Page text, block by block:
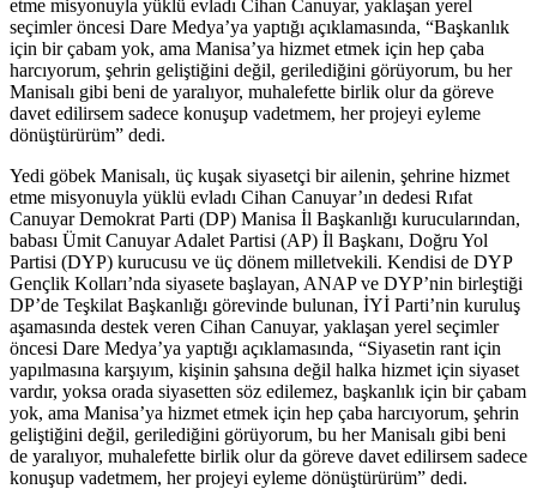
etme misyonuyla yüklü evladı Cihan Canuyar, yaklaşan yerel
seçimler öncesi Dare Medya’ya yaptığı açıklamasında, “Başkanlık
için bir çabam yok, ama Manisa’ya hizmet etmek için hep çaba
harcıyorum, şehrin geliştiğini değil, gerilediğini görüyorum, bu her
Manisalı gibi beni de yaralıyor, muhalefette birlik olur da göreve
davet edilirsem sadece konuşup vadetmem, her projeyi eyleme
dönüştürürüm” dedi.
Yedi göbek Manisalı, üç kuşak siyasetçi bir ailenin, şehrine hizmet
etme misyonuyla yüklü evladı Cihan Canuyar’ın dedesi Rıfat
Canuyar Demokrat Parti (DP) Manisa İl Başkanlığı kurucularından,
babası Ümit Canuyar Adalet Partisi (AP) İl Başkanı, Doğru Yol
Partisi (DYP) kurucusu ve üç dönem milletvekili. Kendisi de DYP
Gençlik Kolları’nda siyasete başlayan, ANAP ve DYP’nin birleştiği
DP’de Teşkilat Başkanlığı görevinde bulunan, İYİ Parti’nin kuruluş
aşamasında destek veren Cihan Canuyar, yaklaşan yerel seçimler
öncesi Dare Medya’ya yaptığı açıklamasında, “Siyasetin rant için
yapılmasına karşıyım, kişinin şahsına değil halka hizmet için siyaset
vardır, yoksa orada siyasetten söz edilemez, başkanlık için bir çabam
yok, ama Manisa’ya hizmet etmek için hep çaba harcıyorum, şehrin
geliştiğini değil, gerilediğini görüyorum, bu her Manisalı gibi beni
de yaralıyor, muhalefette birlik olur da göreve davet edilirsem sadece
konuşup vadetmem, her projeyi eyleme dönüştürürüm” dedi.